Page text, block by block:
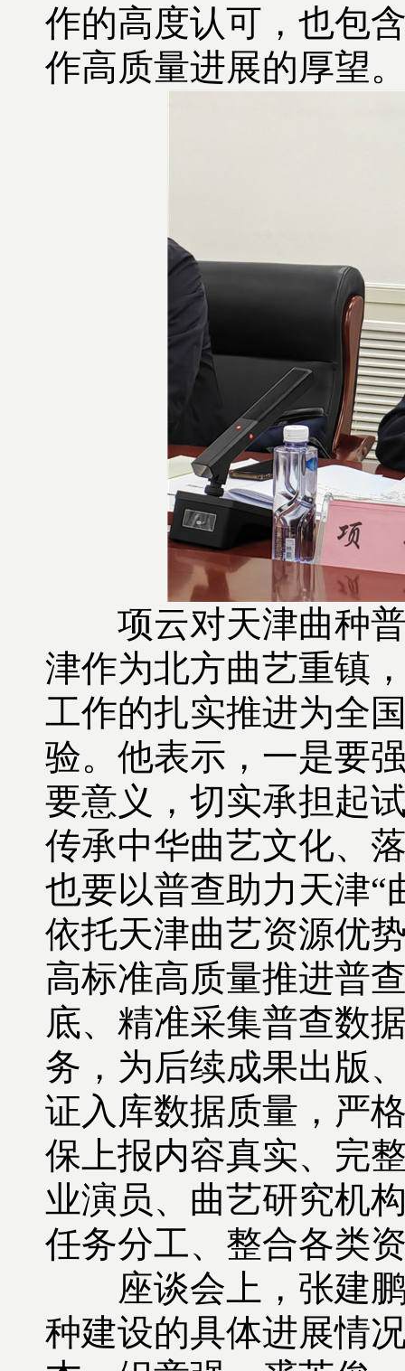
作的高度认可，也包
作高质量进展的厚望
项云对天津曲种普
津作为北方曲艺重镇
工作的扎实推进为全
验。他表示，一是要
要意义，切实承担起
传承中华曲艺文化、
也要以普查助力天津“
依托天津曲艺资源优
高标准高质量推进普
底、精准采集普查数
务，为后续成果出版
证入库数据质量，严
保上报内容真实、完
业演员、曲艺研究机
任务分工、整合各类
座谈会上，张建鹏
种建设的具体进展情